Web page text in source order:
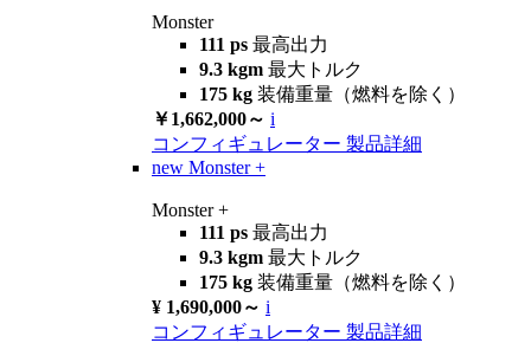
Monster
111 ps 最高出力
9.3 kgm 最大トルク
175 kg 装備重量（燃料を除く）
￥1,662,000～ i
コンフィギュレーター 製品詳細
new Monster +
Monster +
111 ps 最高出力
9.3 kgm 最大トルク
175 kg 装備重量（燃料を除く）
¥ 1,690,000～ i
コンフィギュレーター 製品詳細